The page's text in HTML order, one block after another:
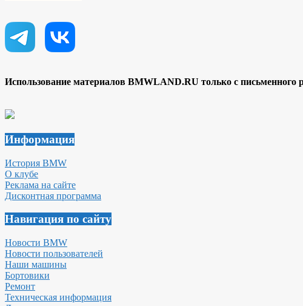
Использование материалов BMWLAND.RU только с письменного
Информация
История BMW
О клубе
Реклама на сайте
Дисконтная программа
Навигация по сайту
Новости BMW
Новости пользователей
Наши машины
Бортовики
Ремонт
Техническая информация